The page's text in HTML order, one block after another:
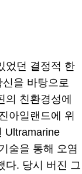
었던 결정적 한
을 바탕으로
친환경성에
아일랜드에 위
Ultramarine
술을 통해 오염
다. 당시 버진 그